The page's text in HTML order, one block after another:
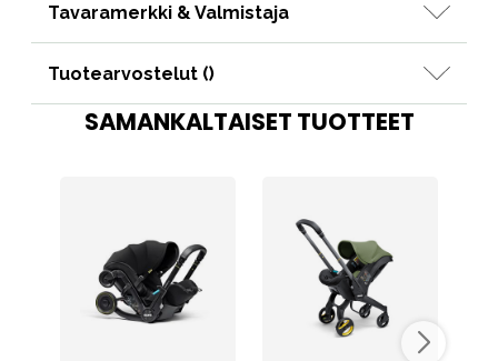
Tavaramerkki & Valmistaja
Tuotearvostelut ()
SAMANKALTAISET TUOTTEET